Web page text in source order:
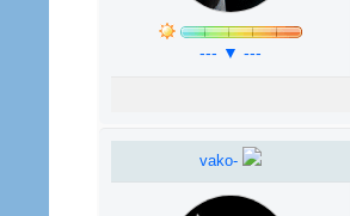
--- ▼ ---
vako-